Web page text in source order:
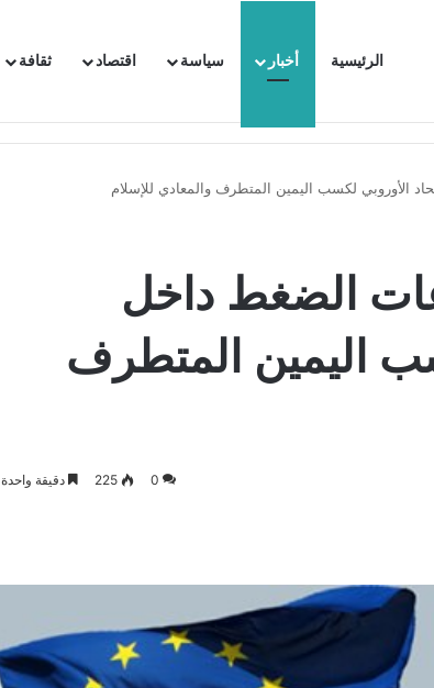
الرئيسية أخبار سياسة اقتصاد ثقافة
الفرنسية بتونس وتبلغها احتجاجا شديد اللهجة !!
الأوروبي لكسب اليمين المتطرف والمعادي للإسلام
الضغط داخل
اليمين المتطرف
0
225 دقيقة واحدة